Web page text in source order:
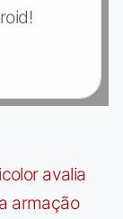
avalia
armação